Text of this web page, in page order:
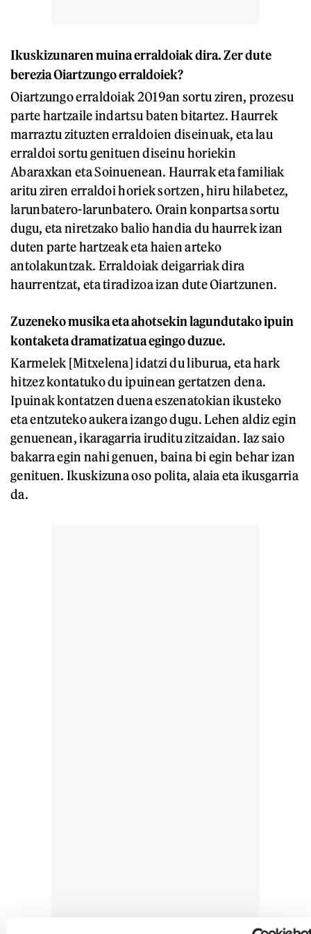
Ikuskizunaren muina erraldoiak dira. Zer dute
berezia Oiartzungo erraldoiek?
Oiartzungo erraldoiak 2019an sortu ziren, prozesu
parte hartzaile indartsu baten bitartez. Haurrek
marraztu zituzten erraldoien diseinuak, eta lau
erraldoi sortu genituen diseinu horiekin
Abaraxkan eta Soinuenean. Haurrak eta familiak
aritu ziren erraldoi horiek sortzen, hiru hilabetez,
larunbatero-larunbatero. Orain konpartsa sortu
dugu, eta niretzako balio handia du haurrek izan
duten parte hartzeak eta haien arteko
antolakuntzak. Erraldoiak deigarriak dira
haurrentzat, eta tiradizoa izan dute Oiartzunen.
Zuzeneko musika eta ahotsekin lagundutako ipuin
kontaketa dramatizatua egingo duzue.
Karmelek [Mitxelena] idatzi du liburua, eta hark
hitzez kontatuko du ipuinean gertatzen dena.
Ipuinak kontatzen duena eszenatokian ikusteko
eta entzuteko aukera izango dugu. Lehen aldiz egin
genuenean, ikaragarria iruditu zitzaidan. Iaz saio
bakarra egin nahi genuen, baina bi egin behar izan
genituen. Ikuskizuna oso polita, alaia eta ikusgarria
da.